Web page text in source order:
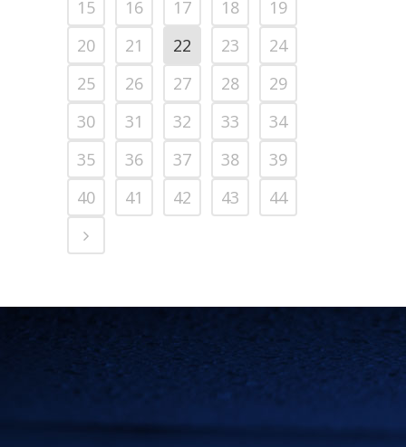
15
16 17 18
19
20
21 22 23
24
25
26 27 28
29
30
31 32 33
34
35
36 37 38
39
40
41 42 43 44